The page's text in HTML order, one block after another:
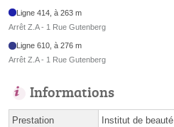
Ligne 414, à 263 m
Arrêt Z.A - 1 Rue Gutenberg
Ligne 610, à 276 m
Arrêt Z.A - 1 Rue Gutenberg
Informations
Prestation Institut de beauté